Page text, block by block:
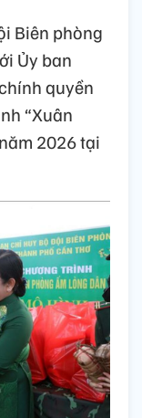
Biên phòng
Ủy ban
quyền
“Xuân
2026 tại